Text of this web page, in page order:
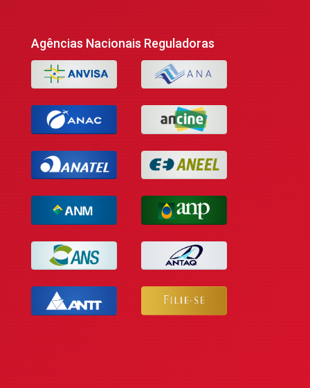
Agências Nacionais Reguladoras